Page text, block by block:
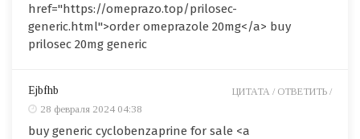
href="https://omeprazo.top/prilosec-
generic.html">order omeprazole 20mg</a> buy
prilosec 20mg generic
Ejbfhb
28 февраля 2024 04:38
buy generic cyclobenzaprine for sale <a
ЦИТАТА / ОТВЕТИТЬ /